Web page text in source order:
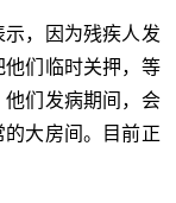
，因为残疾人发
们临时关押，等
们发病期间，会
大房间。目前正